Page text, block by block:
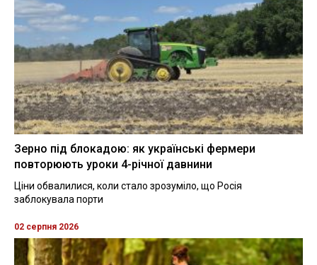
Зерно під блокадою: як українські фермери
повторюють уроки 4-річної давнини
Ціни обвалилися, коли стало зрозуміло, що Росія
заблокувала порти
02 серпня 2026